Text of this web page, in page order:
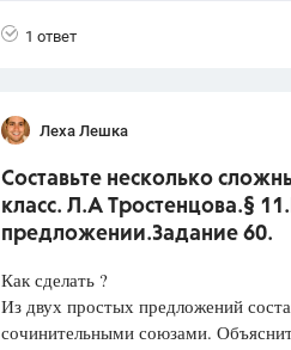
1 ответ
Леха Лешка
Составьте несколько
класс. Л.А Тростенцова.§
предложении.Задание 60.
Как сделать ?
Из двух простых предложений
сочинительными союзами.